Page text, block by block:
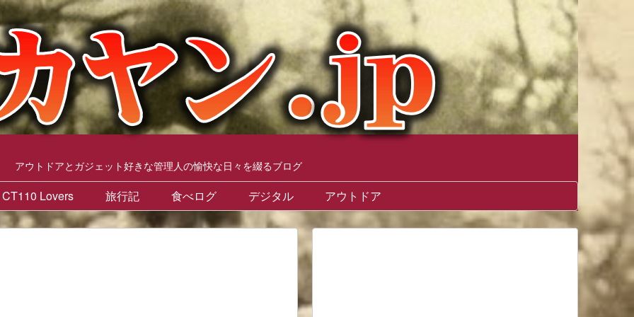
アウトドアとガジェット好きな管理人の愉快な日々を綴るブログ
CT110 Lovers 旅行記 食べログ デジタル アウトドア